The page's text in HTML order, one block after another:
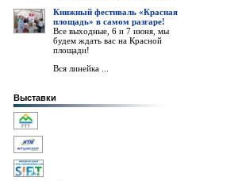
Книжный фестиваль «Красная
площадь» в самом разгаре!
Все выходные, 6 и 7 июня, мы
будем ждать вас на Красной
площади!
Вся линейка ...
Выставки